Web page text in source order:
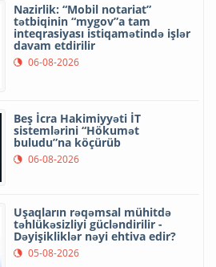
Nazirlik: “Mobil notariat”
tətbiqinin “mygov”a tam
inteqrasiyası istiqamətində işlər
davam etdirilir
06-08-2026
Beş İcra Hakimiyyəti İT
sistemlərini “Hökumət
buludu”na köçürüb
06-08-2026
Uşaqların rəqəmsal mühitdə
təhlükəsizliyi gücləndirilir -
Dəyişikliklər nəyi ehtiva edir?
05-08-2026